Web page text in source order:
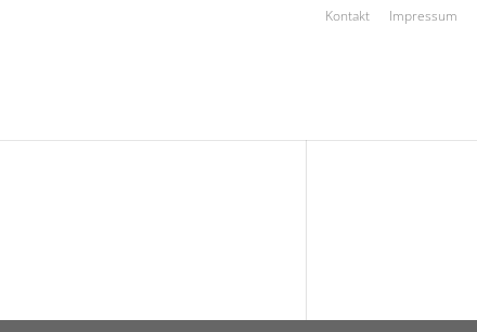
Kontakt Impressum